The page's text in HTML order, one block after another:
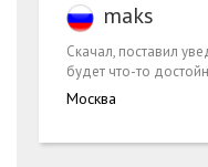
maks
Скачал, поставил
будет что-то
Москва